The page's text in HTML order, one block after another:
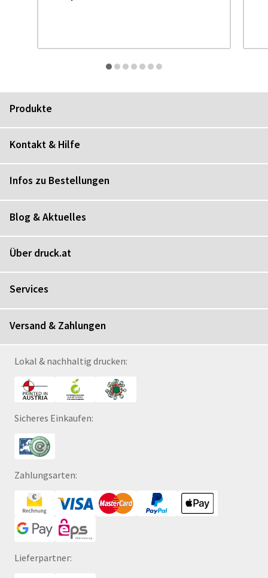
Produkte
Kontakt & Hilfe
Infos zu Bestellungen
Blog & Aktuelles
Über druck.at
Services
Versand & Zahlungen
Lokal & nachhaltig drucken:
Sicheres Einkaufen:
Zahlungsarten:
Lieferpartner: